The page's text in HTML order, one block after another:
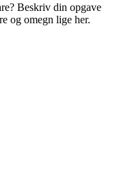
Beskriv din opgave
og omegn lige her.